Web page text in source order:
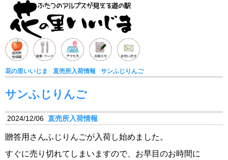
花の里いいじま 直売所入荷情報 サンふじりんご
サンふじりんご
2024/12/06 直売所入荷情報
贈答用さんふじりんごが入荷し始めました。
すぐに売り切れてしまいますので、お早目のお時間に